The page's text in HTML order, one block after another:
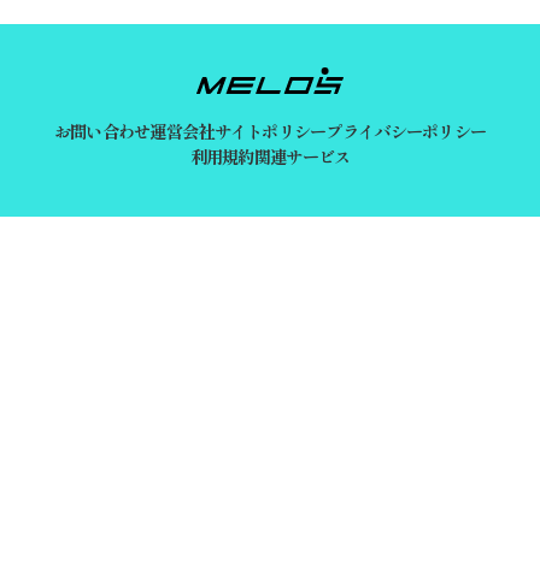
お問い合わせ運営会社サイトポリシープライバシーポリシー
利用規約関連サービス